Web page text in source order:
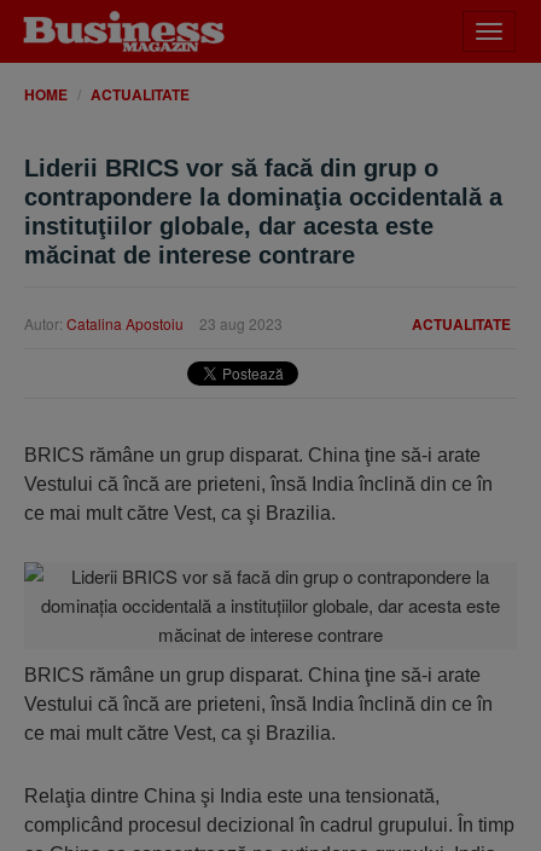
meniu
HOME ACTUALITATE
Liderii BRICS vor să facă din grup o
contrapondere la dominaţia occidentală a
instituţiilor globale, dar acesta este
măcinat de interese contrare
ACTUALITATE
Autor: Catalina Apostoiu 23 aug 2023
BRICS rămâne un grup disparat. China ţine să-i arate
Vestului că încă are prieteni, însă India înclină din ce în
ce mai mult către Vest, ca şi Brazilia.
BRICS rămâne un grup disparat. China ţine să-i arate
Vestului că încă are prieteni, însă India înclină din ce în
ce mai mult către Vest, ca şi Brazilia.
Relaţia dintre China şi India este una tensionată,
complicând procesul decizional în cadrul grupului. În timp